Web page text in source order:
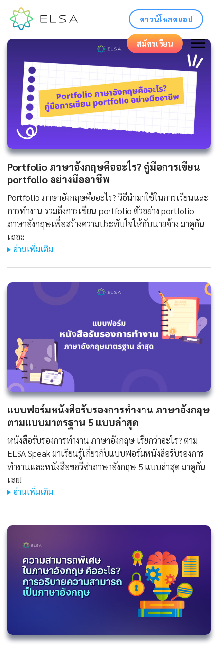
ดาวน์โหลดแอป
สมัครเรียน
Portfolio ภาษาอังกฤษคืออะไร? คู่มือการเขียน
portfolio อย่างมืออาชีพ
Portfolio ภาษาอังกฤษคืออะไร? วิธีนำมาใช้ในการเรียนและ
การทำงาน รวมถึงการเขียน portfolio ตัวอย่าง portfolio
ภาษาอังกฤษเพื่อสร้างความประทับใจให้กับนายจ้าง มาดูกัน
เถอะ
อ่านเพิ่มเติม
แบบฟอร์มหนังสือรับรองการทํางาน ภาษาอังกฤษ
ตามแบบมาตรฐาน 5 แบบล่าสุด
หนังสือรับรองการทํางาน ภาษาอังกฤษ เรียกว่าอะไร? ตาม
ELSA Speak มาเรียนรู้เกี่ยวกับแบบฟอร์มหนังสือรับรองการ
ทำงานและหนังสือขอวีซ่าภาษาอังกฤษ 5 แบบล่าสุด มาดูกัน
เลย!
อ่านเพิ่มเติม